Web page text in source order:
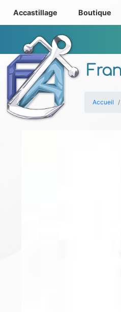
Accastillage Boutique
Accueil